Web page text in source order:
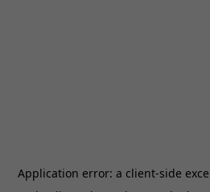
Application error: a client-side